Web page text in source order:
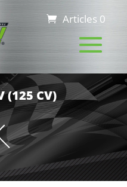
Articles 0
(125 CV)